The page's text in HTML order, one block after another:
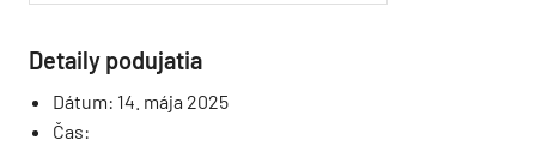
Detaily podujatia
Dátum: 14. mája 2025
Čas: